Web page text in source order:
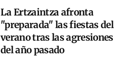
La Ertzaintza afronta
"preparada" las fiestas del
verano tras las agresiones
del año pasado